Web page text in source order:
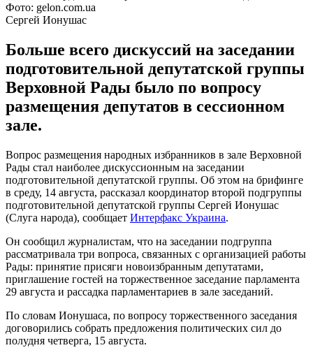
Фото: gelon.com.ua
Сергей Ионушас
Больше всего дискуссий на заседании
подготовительной депутатской группы
Верховной Рады было по вопросу
размещения депутатов в сессионном
зале.
Вопрос размещения народных избранников в зале Верховной
Рады стал наиболее дискуссионным на заседании
подготовительной депутатской группы. Об этом на брифинге
в среду, 14 августа, рассказал координатор второй подгруппы
подготовительной депутатской группы Сергей Ионушас
(Слуга народа), сообщает Интерфакс Украина.
Он сообщил журналистам, что на заседании подгруппа
рассматривала три вопроса, связанных с организацией работы
Рады: принятие присяги новоизбранным депутатами,
приглашение гостей на торжественное заседание парламента
29 августа и рассадка парламентариев в зале заседаний.
По словам Ионушаса, по вопросу торжественного заседания
договорились собрать предложения политических сил до
полудня четверга, 15 августа.